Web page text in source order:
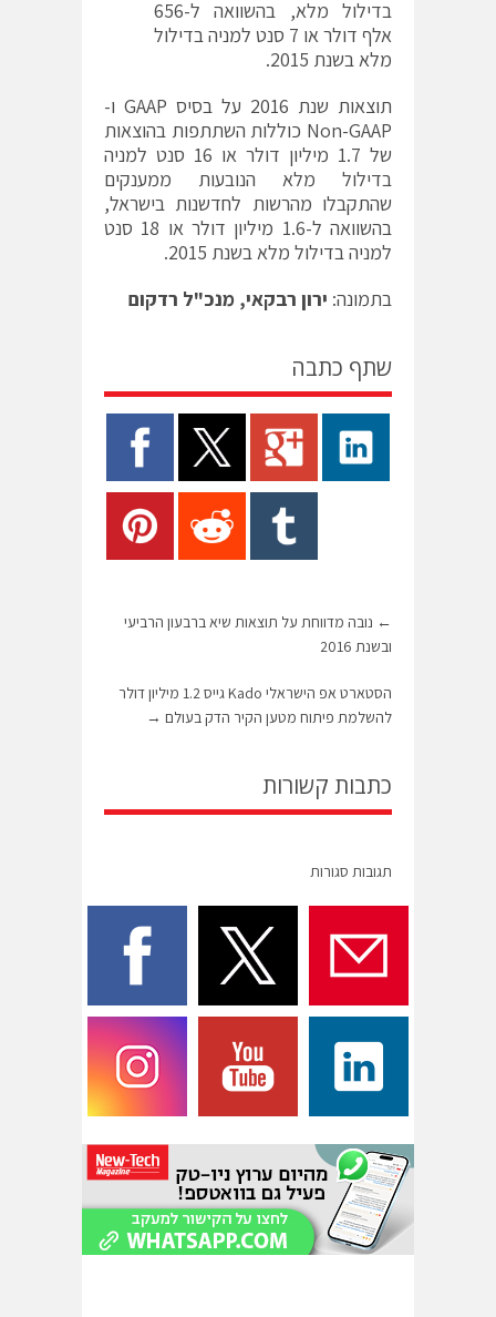
בדילול מלא, בהשוואה ל-656
אלף דולר או 7 סנט למניה בדילול
מלא בשנת 2015.
תוצאות שנת 2016 על בסיס GAAP ו-
Non-GAAP כוללות השתתפות בהוצאות
של 1.7 מיליון דולר או 16 סנט למניה
בדילול מלא הנובעות ממענקים
שהתקבלו מהרשות לחדשנות בישראל,
בהשוואה ל-1.6 מיליון דולר או 18 סנט
למניה בדילול מלא בשנת 2015.
בתמונה: ירון רבקאי, מנכ"ל רדקום
שתף כתבה
← נובה מדווחת על תוצאות שיא ברבעון הרביעי
ובשנת 2016
הסטארט אפ הישראלי Kado גייס 1.2 מיליון דולר
להשלמת פיתוח מטען הקיר הדק בעולם →
כתבות קשורות
תגובות סגורות